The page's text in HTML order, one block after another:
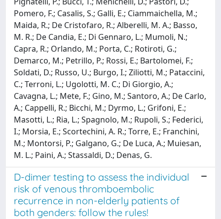
Pomero, F.; Casalis, S.; Galli, E.; Ciammaichella, M.;
Maida, R.; De Cristofaro, R.; Alberelli, M. A.; Basso,
M. R.; De Candia, E.; Di Gennaro, L.; Mumoli, N.;
Capra, R.; Orlando, M.; Porta, C.; Rotiroti, G.;
Demarco, M.; Petrillo, P.; Rossi, E.; Bartolomei, F.;
Soldati, D.; Russo, U.; Burgo, I.; Ziliotti, M.; Pataccini,
C.; Terroni, L.; Ugolotti, M. C.; Di Giorgio, A.;
Cavagna, L.; Mete, F.; Gino, M.; Santoro, A.; De Carlo,
A.; Cappelli, R.; Bicchi, M.; Dyrmo, L.; Grifoni, E.;
Masotti, L.; Ria, L.; Spagnolo, M.; Rupoli, S.; Federici,
I.; Morsia, E.; Scortechini, A. R.; Torre, E.; Franchini,
M.; Montorsi, P.; Galgano, G.; De Luca, A.; Muiesan,
M. L.; Paini, A.; Stassaldi, D.; Denas, G.
D-dimer testing to assess the individual
risk of venous thromboembolic
recurrence in non-elderly patients of
both genders: follow the rules!